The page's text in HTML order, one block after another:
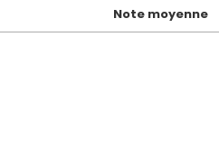
Note moyenne